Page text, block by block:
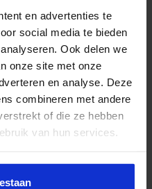
en advertenties te
social media te bieden
Ook delen we
onze site met onze
en analyse. Deze
combineren met andere
of die ze hebben
van hun services.
dossiers bij